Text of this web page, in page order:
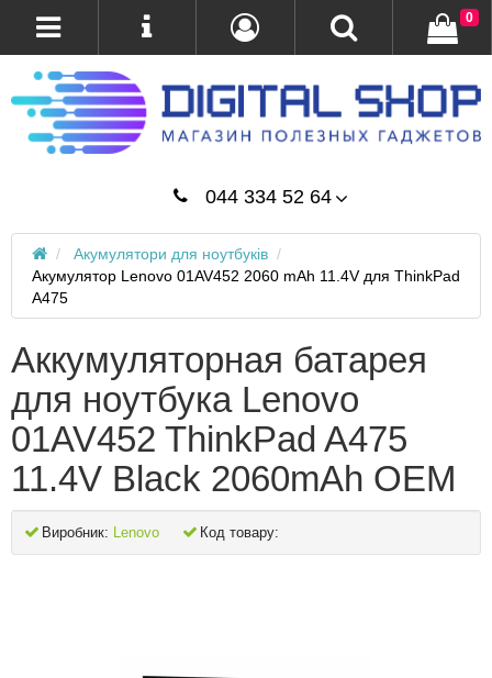
044 334 52 64
0
Акумулятори для ноутбуків
Акумулятор Lenovo 01AV452 2060 mAh 11.4V для ThinkPad
A475
Аккумуляторная батарея
для ноутбука Lenovo
01AV452 ThinkPad A475
11.4V Black 2060mAh OEM
Виробник: Lenovo Код товару: